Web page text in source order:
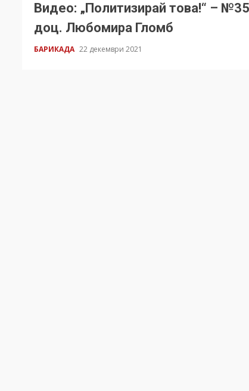
Видео: „Политизирай това!“ –
доц. Любомира Гломб
БАРИКАДА 22 декември 2021